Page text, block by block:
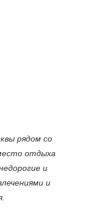
рядом со
отдыха
и
и